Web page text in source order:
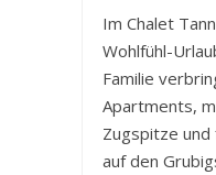
Im Chalet
Wohlfühl-
Familie
Apartments,
Zugspitze und
auf den